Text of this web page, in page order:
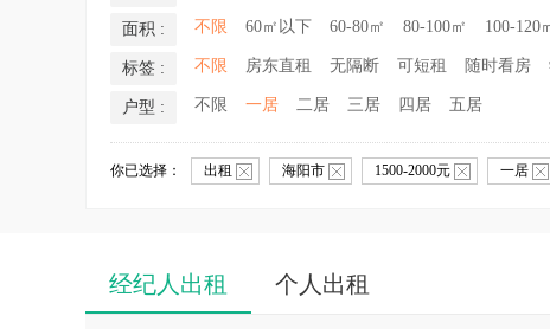
面积 : 不限 60㎡以下 60-80㎡ 80-100㎡ 100-120
标签 : 不限 房东直租 无隔断 可短租 随时看房
户型 : 不限 一居 二居 三居 四居 五居
你已选择： 出租 海阳市 1500-2000元 一居
经纪人出租 个人出租